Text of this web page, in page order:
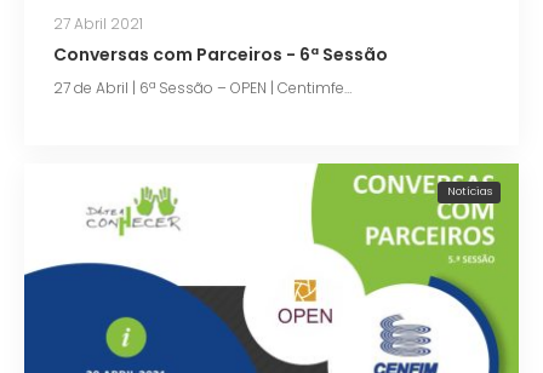
27 Abril 2021
Conversas com Parceiros - 6ª Sessão
27 de Abril | 6ª Sessão – OPEN | Centimfe…
Notícias